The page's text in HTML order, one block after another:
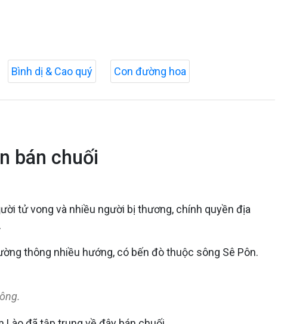
Bình dị & Cao quý Con đường hoa
bán chuối
tử vong và nhiều người bị thương, chính quyền địa
thông nhiều hướng, có bến đò thuộc sông Sê Pôn.